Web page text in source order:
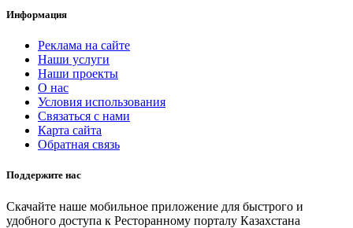
Информация
Реклама на сайте
Наши услуги
Наши проекты
О нас
Условия использования
Связаться с нами
Карта сайта
Обратная связь
Поддержите нас
Скачайте наше мобильное приложение для быстрого и
удобного доступа к Ресторанному порталу Казахстана